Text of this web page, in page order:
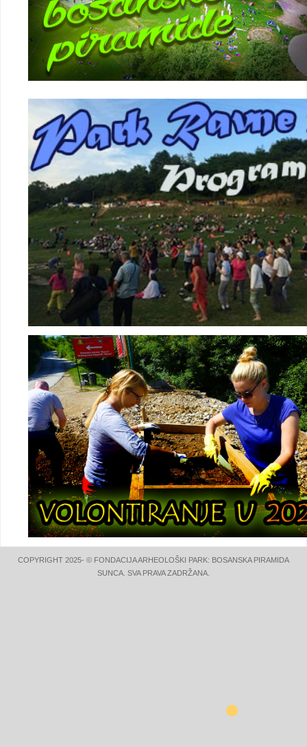
COPYRIGHT 2025- © FONDACIJA ARHEOLOŠKI PARK: BOSANSKA PIRAMIDA
SUNCA. SVA PRAVA ZADRŽANA.